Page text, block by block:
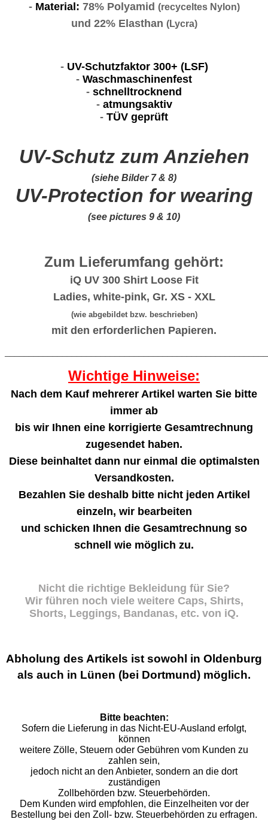
- Material: 78% Polyamid (recyceltes Nylon)
und 22% Elasthan (Lycra)
- UV-Schutzfaktor 300+ (LSF)
- Waschmaschinenfest
- schnelltrocknend
- atmungsaktiv
- TÜV geprüft
UV-Schutz zum Anziehen
(siehe Bilder 7 & 8)
UV-Protection for wearing
(see pictures 9 & 10)
Zum Lieferumfang gehört:
iQ UV 300 Shirt Loose Fit
Ladies, white-pink, Gr. XS - XXL
(wie abgebildet bzw. beschrieben)
mit den erforderlichen Papieren.
Wichtige Hinweise:
Nach dem Kauf mehrerer Artikel warten Sie bitte
immer ab
bis wir Ihnen eine korrigierte Gesamtrechnung
zugesendet haben.
Diese beinhaltet dann nur einmal die optimalsten
Versandkosten.
Bezahlen Sie deshalb bitte nicht jeden Artikel
einzeln, wir bearbeiten
und schicken Ihnen die Gesamtrechnung so
schnell wie möglich zu.
Nicht die richtige Bekleidung für Sie?
Wir führen noch viele weitere Caps, Shirts,
Shorts, Leggings, Bandanas, etc. von iQ.
Abholung des Artikels ist sowohl in Oldenburg
als auch in Lünen (bei Dortmund) möglich.
Bitte beachten:
Sofern die Lieferung in das Nicht-EU-Ausland erfolgt,
können
weitere Zölle, Steuern oder Gebühren vom Kunden zu
zahlen sein,
jedoch nicht an den Anbieter, sondern an die dort
zuständigen
Zollbehörden bzw. Steuerbehörden.
Dem Kunden wird empfohlen, die Einzelheiten vor der
Bestellung bei den Zoll- bzw. Steuerbehörden zu erfragen.